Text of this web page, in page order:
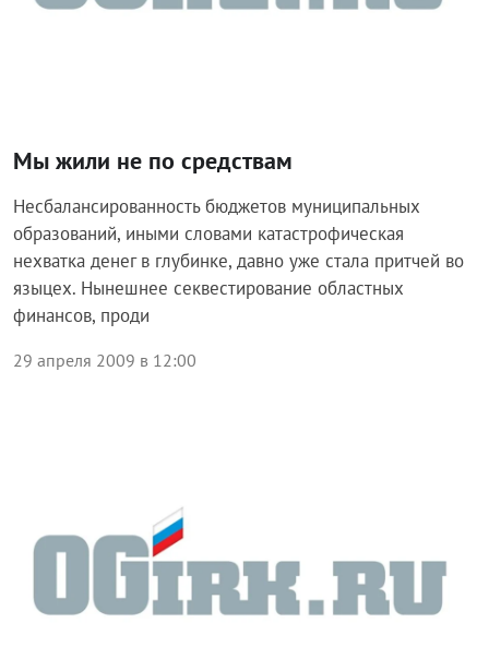
Мы жили не по средствам
Несбалансированность бюджетов муниципальных
образований, иными словами катастрофическая
нехватка денег в глубинке, давно уже стала притчей во
языцех. Нынешнее секвестирование областных
финансов, проди
29 апреля 2009 в 12:00